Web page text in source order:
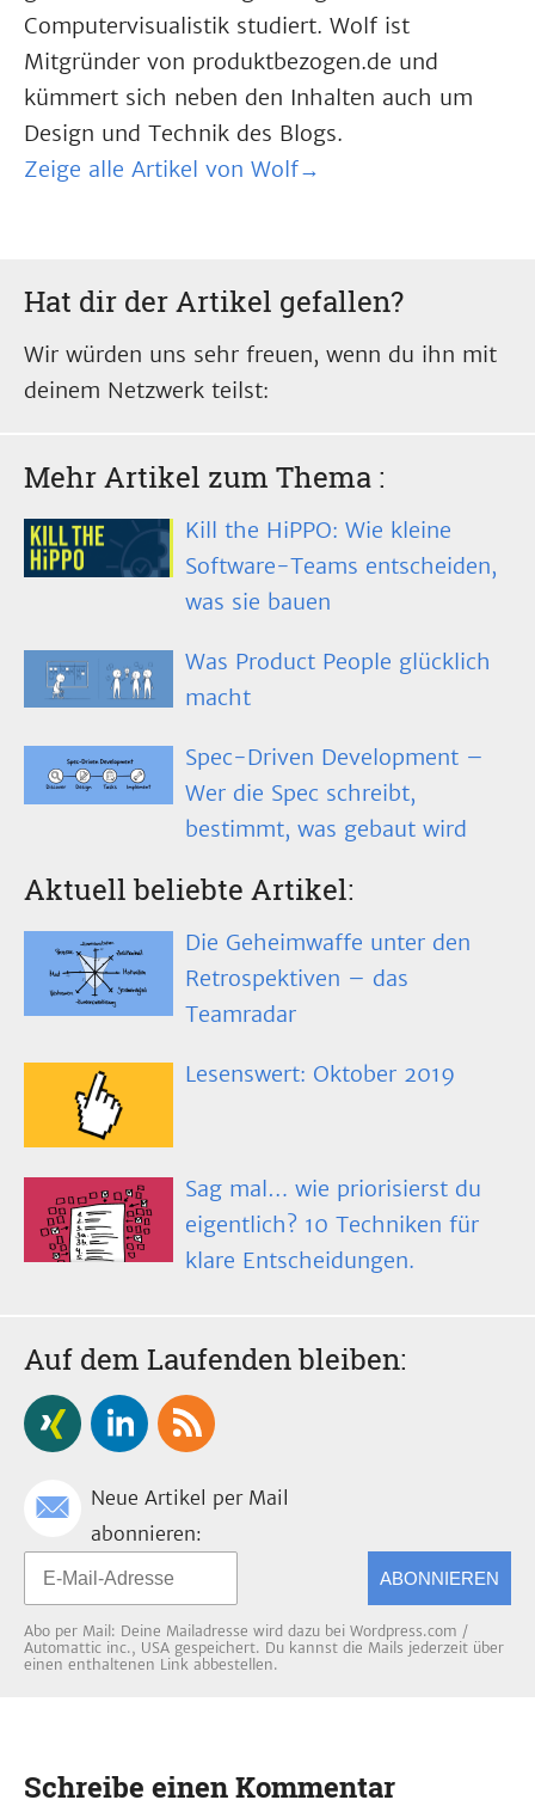
Computervisualistik studiert. Wolf ist
Mitgründer von produktbezogen.de und
kümmert sich neben den Inhalten auch um
Design und Technik des Blogs.
Zeige alle Artikel von Wolf→
Hat dir der Artikel gefallen?
Wir würden uns sehr freuen, wenn du ihn mit
deinem Netzwerk teilst:
Mehr Artikel zum Thema :
Kill the HiPPO: Wie kleine
Software-Teams entscheiden,
was sie bauen
Was Product People glücklich
macht
Spec-Driven Development –
Wer die Spec schreibt,
bestimmt, was gebaut wird
Aktuell beliebte Artikel:
Die Geheimwaffe unter den
Retrospektiven – das
Teamradar
Lesenswert: Oktober 2019
Sag mal… wie priorisierst du
eigentlich? 10 Techniken für
klare Entscheidungen.
Auf dem Laufenden bleiben:
Neue Artikel per Mail
abonnieren:
ABONNIEREN
Abo per Mail: Deine Mailadresse wird dazu bei Wordpress.com /
Automattic inc., USA gespeichert. Du kannst die Mails jederzeit über
einen enthaltenen Link abbestellen.
Schreibe einen Kommentar